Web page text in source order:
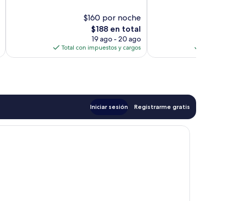
$160 por noche
El
precio
actual
es
$188 en total
19 ago - 20 ago
Total con impuestos y cargos
Iniciar sesión Registrarme gratis